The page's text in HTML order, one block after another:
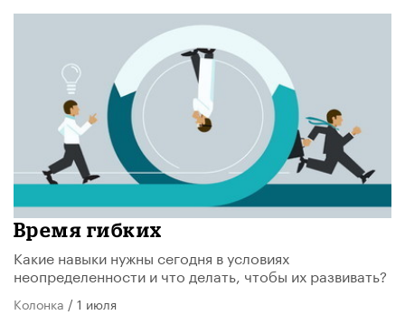
Время гибких
Какие навыки нужны сегодня в условиях
неопределенности и что делать, чтобы их развивать?
Колонка / 1 июля